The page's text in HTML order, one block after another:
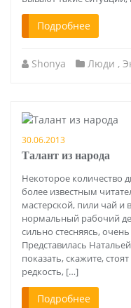
Подробнее
Shonya Люди ,
30.06.2013
Талант из народа
Некоторое количество
более известным
мастерской, пили чай
нормальный рабочий
сильно стесняясь,
Представилась
показать, скажите,
редкость, […]
Подробнее